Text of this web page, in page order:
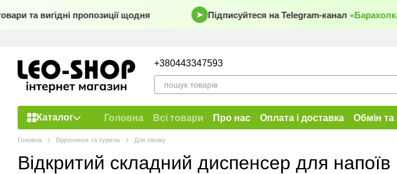
та вигідні пропозиції щодня ➤ Підписуйтеся на Telegram-канал«Барахолка
+380443347593
Каталог Головна Всі товари Про нас Оплата і доставка Обмін
Договір публічної оферти
Головна Відпочинок та туризм Для пікніку
Відкритий складний диспенсер для